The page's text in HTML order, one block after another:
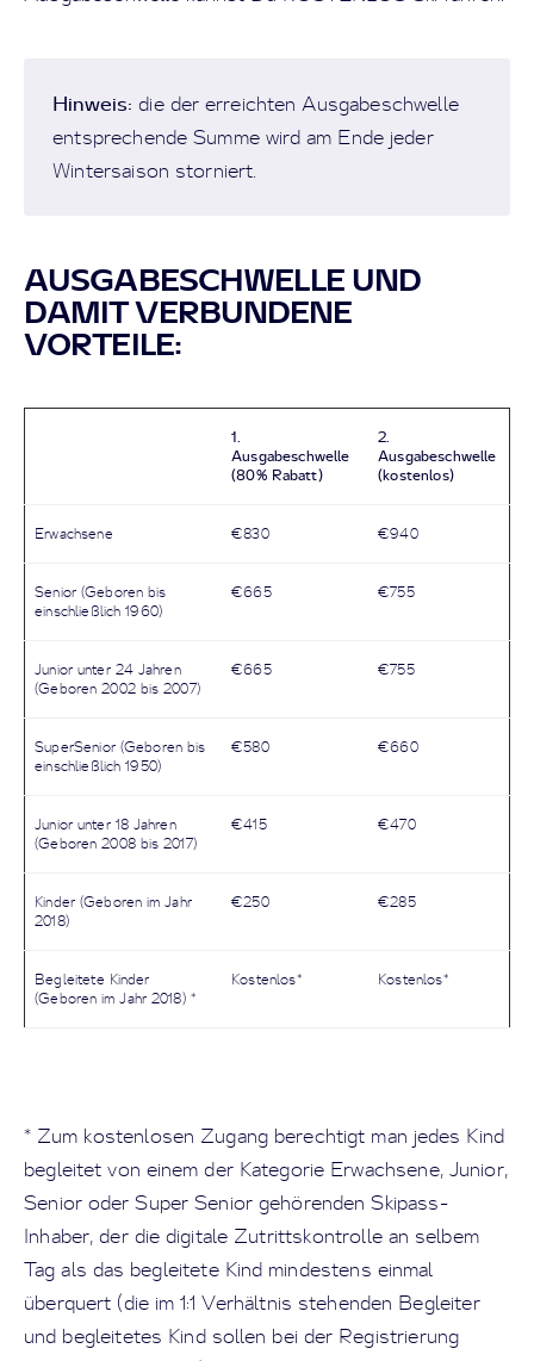
Hinweis: die der erreichten Ausgabeschwelle
entsprechende Summe wird am Ende jeder
Wintersaison storniert.
AUSGABESCHWELLE UND
DAMIT VERBUNDENE
VORTEILE:
1.
Ausgabeschwelle
(80% Rabatt)
2.
Ausgabeschwelle
(kostenlos)
Erwachsene €830 €940
Senior (Geboren bis
einschließlich 1960)
€665 €755
Junior unter 24 Jahren
(Geboren 2002 bis 2007)
€665 €755
SuperSenior (Geboren bis
einschließlich 1950)
€580 €660
Junior unter 18 Jahren
(Geboren 2008 bis 2017)
€415 €470
Kinder (Geboren im Jahr
2018)
€250 €285
Begleitete Kinder
(Geboren im Jahr 2018) *
Kostenlos* Kostenlos*
* Zum kostenlosen Zugang berechtigt man jedes Kind
begleitet von einem der Kategorie Erwachsene, Junior,
Senior oder Super Senior gehörenden Skipass-
Inhaber, der die digitale Zutrittskontrolle an selbem
Tag als das begleitete Kind mindestens einmal
überquert (die im 1:1 Verhältnis stehenden Begleiter
und begleitetes Kind sollen bei der Registrierung